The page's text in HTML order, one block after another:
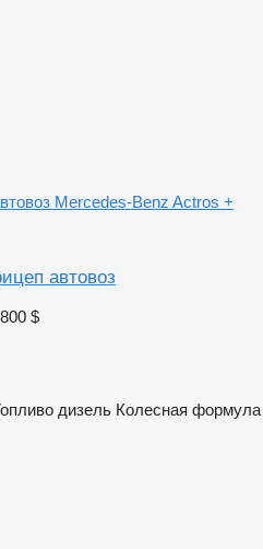
Mercedes-Benz Actros +
автовоз
$
дизель Колесная формула